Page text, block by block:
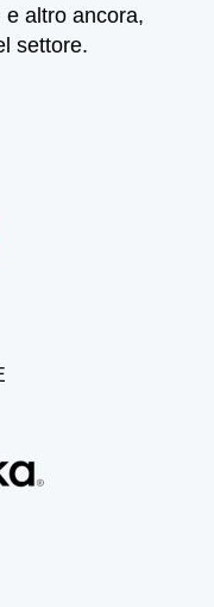
altro ancora,
settore.